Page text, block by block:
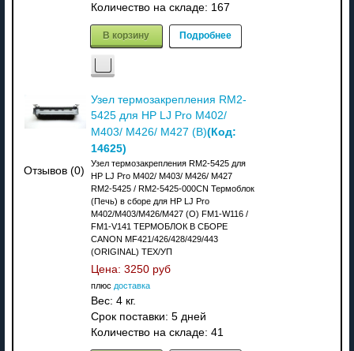
Количество на складе: 167
В корзину Подробнее
Отзывов (0)
Узел термозакрепления RM2-
5425 для HP LJ Pro M402/
M403/ M426/ M427 (В)(Код:
14625)
Узел термозакрепления RM2-5425 для
HP LJ Pro M402/ M403/ M426/ M427
RM2-5425 / RM2-5425-000CN Термоблок
(Печь) в сборе для HP LJ Pro
M402/M403/M426/M427 (O) FM1-W116 /
FM1-V141 ТЕРМОБЛОК В СБОРЕ
CANON MF421/426/428/429/443
(ORIGINAL) ТЕХ/УП
Цена: 3250 руб
плюс доставка
Вес: 4 кг.
Срок поставки: 5 дней
Количество на складе: 41